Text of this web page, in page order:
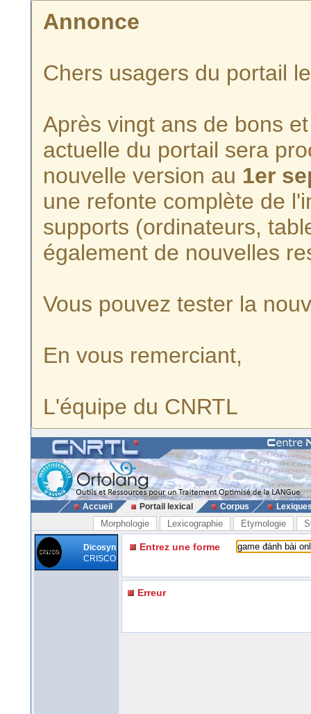
Annonce
Chers usagers du portail
Après vingt ans de bons
actuelle du portail sera
nouvelle version au 1er
une refonte complète de
supports (ordinateurs,
également de nouvelles
Vous pouvez tester la
En vous remerciant,
L'équipe du CNRTL
Accueil Portail lexical Corpus
Morphologie Lexicographie Etymologie
Dicosyn
CRISCO
Entrez une forme
Erreur